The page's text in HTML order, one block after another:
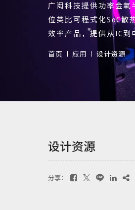
广闳科技提供功率金
位类比可程式化SoC散
效率产品，提供从IC
首页 应用 设计资源
设计资源
分享：